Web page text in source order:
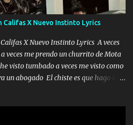
el reloj Única por donde vas me curas
no hay otra que te sea igual te ves
me tientas Aquí estoy no dejaré que se
yo tendre el candado 🔒 del a...
Califas X Nuevo Instinto Lyrics
X Nuevo Instinto Lyrics A veces
veces me prendo un churrito de Mota
visto tumbado a veces me visto como
un abogado El chiste es que hago lo